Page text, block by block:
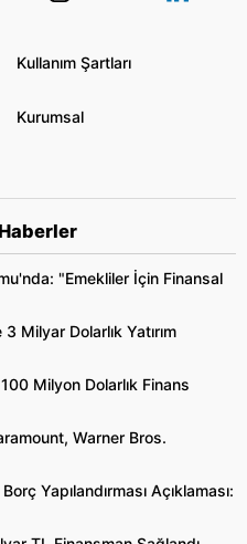
Kullanım Şartları
Kurumsal
"Emekliler İçin Finansal
Milyar Dolarlık Yatırım
Milyon Dolarlık Finans
Warner Bros.
Yapılandırması Açıklaması: